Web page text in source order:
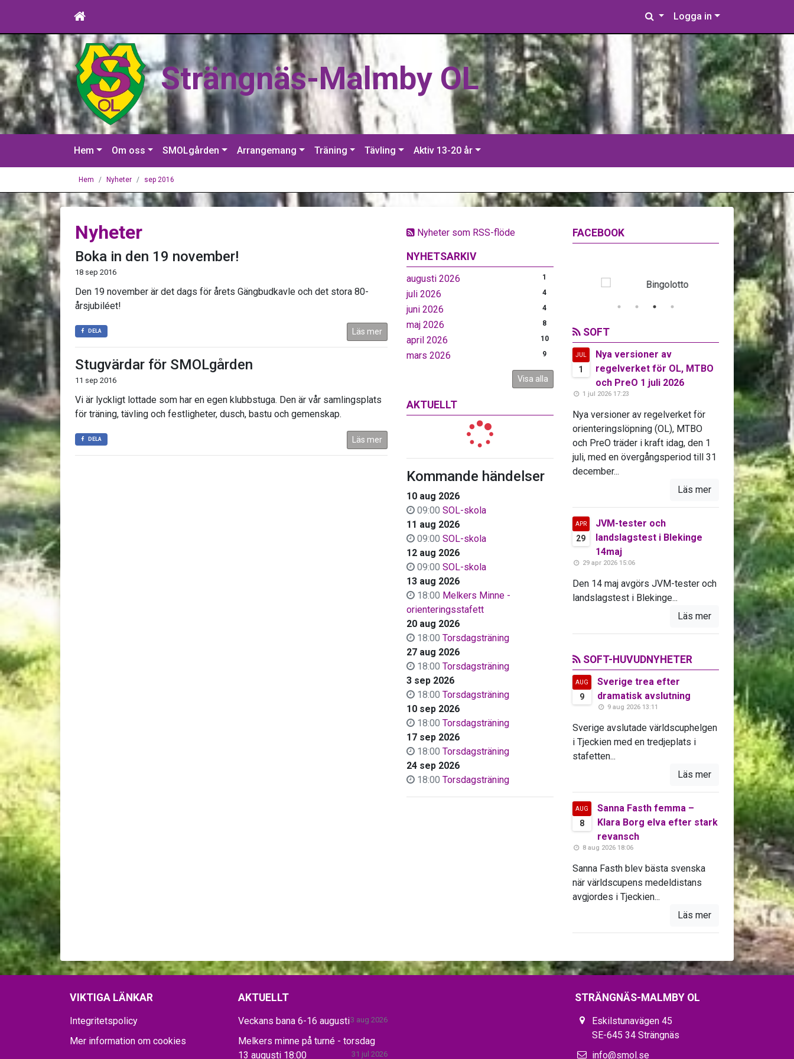
Logga in
Strängnäs-Malmby OL
Hem Om oss SMOLgården Arrangemang Träning Tävling Aktiv 13-20 år
Hem Nyheter sep 2016
Nyheter som RSS-flöde
NYHETSARKIV
augusti 2026 1
juli 2026 4
juni 2026 4
maj 2026 8
april 2026 10
mars 2026 9
Visa alla
AKTUELLT
Kommande händelser
10 aug 2026
09:00 SOL-skola
11 aug 2026
09:00 SOL-skola
12 aug 2026
09:00 SOL-skola
13 aug 2026
18:00 Melkers Minne -
orienteringsstafett
20 aug 2026
18:00 Torsdagsträning
27 aug 2026
18:00 Torsdagsträning
3 sep 2026
18:00 Torsdagsträning
10 sep 2026
18:00 Torsdagsträning
17 sep 2026
18:00 Torsdagsträning
24 sep 2026
18:00 Torsdagsträning
Nyheter
Boka in den 19 november!
18 sep 2016
Den 19 november är det dags för årets Gängbudkavle och det stora 80-
årsjubiléet!
DELA Läs mer
Stugvärdar för SMOLgården
11 sep 2016
Vi är lyckligt lottade som har en egen klubbstuga. Den är vår samlingsplats
för träning, tävling och festligheter, dusch, bastu och gemenskap.
DELA Läs mer
FACEBOOK
SOFT
JUL
1
Nya versioner av
regelverket för OL, MTBO
och PreO 1 juli 2026
1 jul 2026 17:23
Nya versioner av regelverket för
orienteringslöpning (OL), MTBO
och PreO träder i kraft idag, den 1
juli, med en övergångsperiod till 31
december...
Läs mer
APR
29
JVM-tester och
landslagstest i Blekinge
14maj
29 apr 2026 15:06
Den 14 maj avgörs JVM-tester och
landslagstest i Blekinge...
Läs mer
SOFT-HUVUDNYHETER
AUG
9
Sverige trea efter
dramatisk avslutning
9 aug 2026 13:11
Sverige avslutade världscuphelgen
i Tjeckien med en tredjeplats i
stafetten...
Läs mer
AUG
8
Sanna Fasth femma –
Klara Borg elva efter stark
revansch
8 aug 2026 18:06
Sanna Fasth blev bästa svenska
när världscupens medeldistans
avgjordes i Tjeckien...
Läs mer
VIKTIGA LÄNKAR
Integritetspolicy
Mer information om cookies
AKTUELLT
Veckans bana 6-16 augusti3 aug 2026
Melkers minne på turné - torsdag
13 augusti 18:00
31 jul 2026
STRÄNGNÄS-MALMBY OL
Eskilstunavägen 45
SE-645 34 Strängnäs
info@smol.se